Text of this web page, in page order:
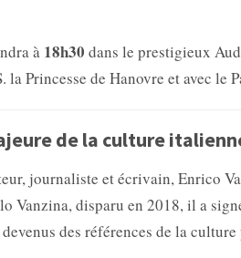
à 18h30 dans le prestigieux
la Princesse de Hanovre et avec le
de la culture
journaliste et écrivain, Enrico
Vanzina, disparu en 2018, il a
des références de la